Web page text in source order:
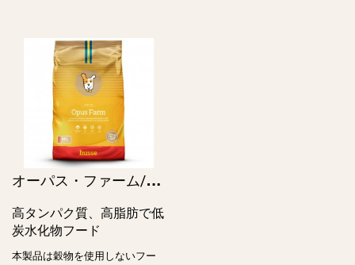
オ
ーパス・ファーム/Opus Farm (Grain free)
高タンパク質、高脂肪で低
炭水化物フード
本製品は穀物を使用しないフー